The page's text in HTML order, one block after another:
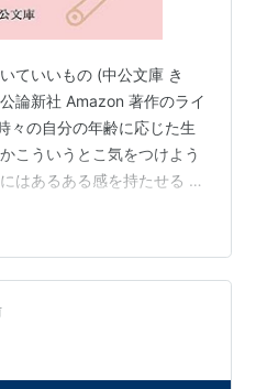
ていいもの (中公文庫 き
論新社 Amazon 著作のライ
々の自分の年齢に応じた生
こういうとこ気をつけよう
はあるある感を持たせる あ
けど良いか嫌かと言った
ぁでもいいかと受け入れて
らしく最近色々振られてい
だよねと思いながら とはい
断るほどの理由もない ただ